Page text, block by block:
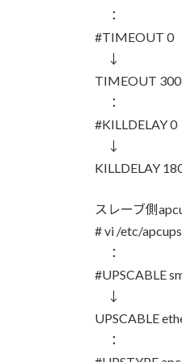
：
#TIMEOUT
↓
TIMEOUT
：
#KILLDELAY
↓
KILLDELAY
スレーブ側
# vi /etc/
：
#UPSCABLE
↓
UPSCABLE
：